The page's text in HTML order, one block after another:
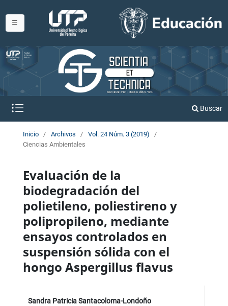
Buscar
Inicio / Archivos / Vol. 24 Núm. 3 (2019)
/
Ciencias Ambientales
Evaluación de la
biodegradación del
polietileno, poliestireno y
polipropileno, mediante
ensayos controlados en
suspensión sólida con el
hongo Aspergillus flavus
Sandra Patricia Santacoloma-Londoño